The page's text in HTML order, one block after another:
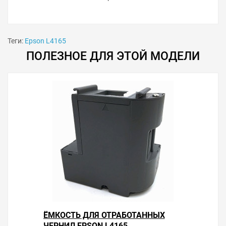
Теги: Epson L4165
ПОЛЕЗНОЕ ДЛЯ ЭТОЙ МОДЕЛИ
ЁМКОСТЬ ДЛЯ ОТРАБОТАННЫХ